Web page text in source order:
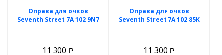
Оправа для очков
Seventh Street 7A 102 9N7
11 300 Р
Оправа для очков
Seventh Street 7A 102 85K
11 300 Р